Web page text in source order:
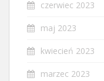
czerwiec 2023
maj 2023
kwiecień 2023
marzec 2023